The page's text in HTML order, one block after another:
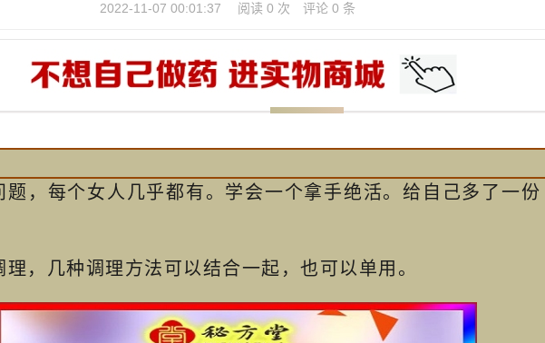
2022-11-07 00:01:37 阅读 0 次 评论 0 条
题，每个女人几乎都有。学会一个拿手绝活。给自己多了一份
理，几种调理方法可以结合一起，也可以单用。